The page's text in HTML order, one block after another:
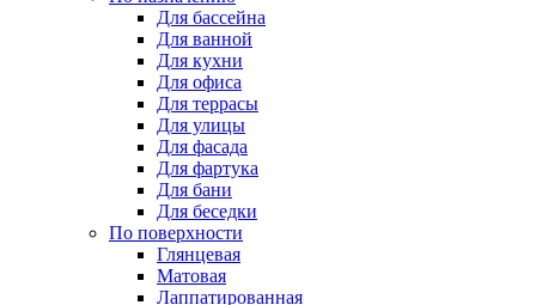
Для бассейна
Для ванной
Для кухни
Для офиса
Для террасы
Для улицы
Для фасада
Для фартука
Для бани
Для беседки
По поверхности
Глянцевая
Матовая
Лаппатированная